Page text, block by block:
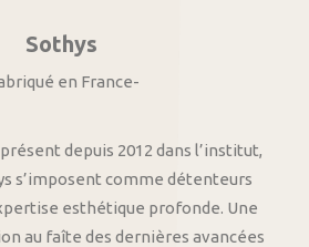
Sothys
en France-
depuis 2012 dans l’institut,
s’imposent comme détenteurs
esthétique profonde. Une
au faîte des dernières avancées